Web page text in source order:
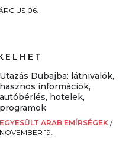
06.
Utazás Dubajba: látnivalók,
hasznos információk,
autóbérlés, hotelek,
programok
EGYESÜLT ARAB EMÍRSÉGEK /
NOVEMBER 19.